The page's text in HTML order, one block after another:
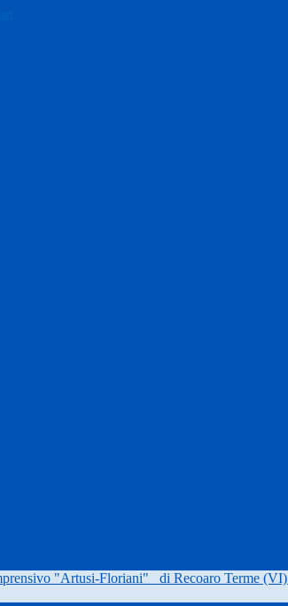
"Artusi-Floriani" di Recoaro Terme (VI)